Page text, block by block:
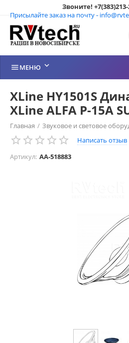
Звоните! +7(383)213-
Присылайте заказ на почту -
МЕНЮ 
XLine HY1501S
XLine ALFA P-15A
Главная / Звуковое и световое
Написать отзыв
Артикул: AA-518883